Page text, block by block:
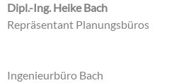
Dipl.-Ing. Heike Bach
Repräsentant Planungsbüros
Ingenieurbüro Bach